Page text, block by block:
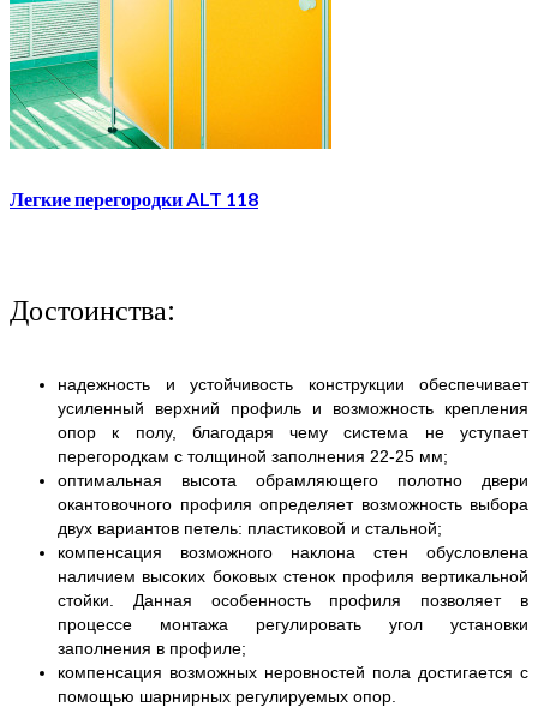
Легкие перегородки ALT 118
Достоинства:
надежность и устойчивость конструкции обеспечивает
усиленный верхний профиль и возможность крепления
опор к полу, благодаря чему система не уступает
перегородкам с толщиной заполнения 22-25 мм;
оптимальная высота обрамляющего полотно двери
окантовочного профиля определяет возможность выбора
двух вариантов петель: пластиковой и стальной;
компенсация возможного наклона стен обусловлена
наличием высоких боковых стенок профиля вертикальной
стойки. Данная особенность профиля позволяет в
процессе монтажа регулировать угол установки
заполнения в профиле;
компенсация возможных неровностей пола достигается с
помощью шарнирных регулируемых опор.